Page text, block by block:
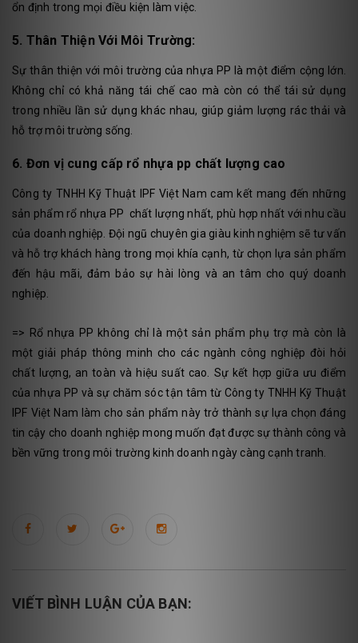
ổn định trong mọi điều kiện làm việc.
5. Thân Thiện Với Môi Trường:
Sự thân thiện với môi trường của nhựa PP là một điểm cộng lớn.
Không chỉ có khả năng tái chế cao mà còn có thể tái sử dụng
trong nhiều lần sử dụng khác nhau, giúp giảm lượng rác thải và
hỗ trợ môi trường sống.
6. Đơn vị cung cấp rổ nhựa pp chất lượng cao
Công ty TNHH Kỹ Thuật IPF Việt Nam cam kết mang đến những
sản phẩm rổ nhựa PP chất lượng nhất, phù hợp nhất với nhu cầu
của doanh nghiệp. Đội ngũ chuyên gia giàu kinh nghiệm sẽ tư vấn
và hỗ trợ khách hàng trong mọi khía cạnh, từ chọn lựa sản phẩm
đến hậu mãi, đảm bảo sự hài lòng và an tâm cho quý doanh
nghiệp.
=> Rổ nhựa PP không chỉ là một sản phẩm phụ trợ mà còn là
một giải pháp thông minh cho các ngành công nghiệp đòi hỏi
chất lượng, an toàn và hiệu suất cao. Sự kết hợp giữa ưu điểm
của nhựa PP và sự chăm sóc tận tâm từ Công ty TNHH Kỹ Thuật
IPF Việt Nam làm cho sản phẩm này trở thành sự lựa chọn đáng
tin cậy cho doanh nghiệp mong muốn đạt được sự thành công và
bền vững trong môi trường kinh doanh ngày càng cạnh tranh.
VIẾT BÌNH LUẬN CỦA BẠN: